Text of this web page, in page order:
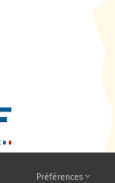
Préférences